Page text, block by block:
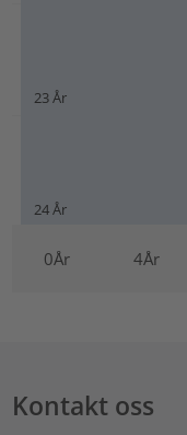
0År 4År
Kontakt oss